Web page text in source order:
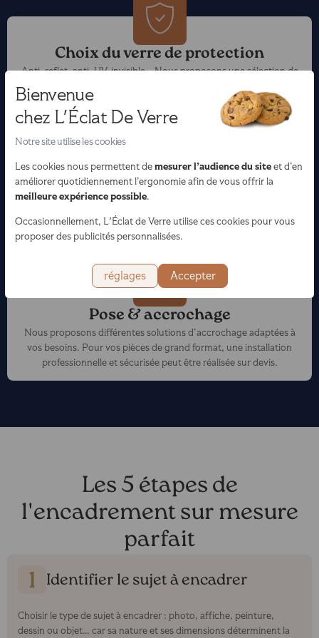
Bienvenue
chez L'Éclat De Verre
Notre site utilise les cookies
Les cookies nous permettent demesurer l’audience du siteet d’en
améliorer quotidiennement l’ergonomie afin de vous offrir la
meilleure expérience possible.
Occasionnellement, L'Éclat de Verre utilise ces cookies pour vous
proposer des publicités personnalisées.
réglages Accepter
Choix du verre de protection
Anti-reflet, anti-UV, invisible… Nous proposons une sélection de
Choix et découpe de passe-partout
Véritables écrins, nos passe-partout sont découpés sur mesure.
de votre œuvre.
Pose & accrochage
Nous proposons différentes solutions d’accrochage adaptées à
vos besoins. Pour vos pièces de grand format, une installation
professionnelle et sécurisée peut être réalisée sur devis.
Les 5 étapes de
l'encadrement sur mesure
parfait
Identifier le sujet à encadrer
Choisir le type de sujet à encadrer : photo, affiche, peinture,
dessin ou objet… car sa nature et ses dimensions déterminent la